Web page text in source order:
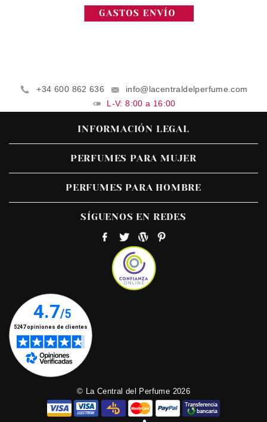
+34 600 862 636
info@lacentraldelperfume.com
L-V: 8:00 a 16:00
INFORMACIÓN LEGAL
PERFUMES PARA MUJER
PERFUMES PARA HOMBRE
SÍGUENOS EN REDES
© La Central del Perfume 2026